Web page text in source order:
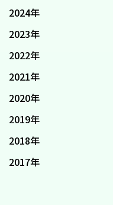
2024年
2023年
2022年
2021年
2020年
2019年
2018年
2017年